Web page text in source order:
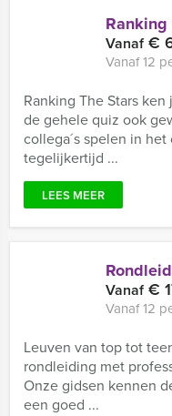
Vanaf€
Vanaf 12
Ranking The Stars
de gehele quiz ook
collega´s spelen in
tegelijkertijd ...
LEES MEER
Vanaf€
Vanaf 12
Leuven van top tot
rondleiding met
Onze gidsen kennen
een goed ...